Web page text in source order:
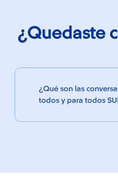
¿Quedaste
¿Qué son las
todos y para todos